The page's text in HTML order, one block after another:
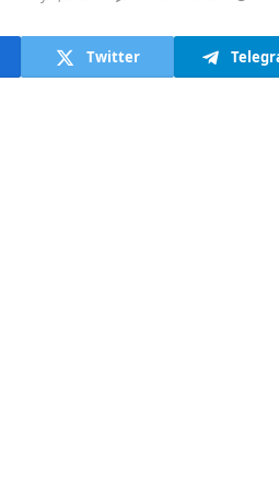
Twitter